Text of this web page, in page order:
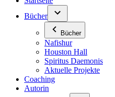
Bücher
Bücher
Nafishur
Houston Hall
Spiritus Daemonis
Aktuelle Projekte
Coaching
Autorin